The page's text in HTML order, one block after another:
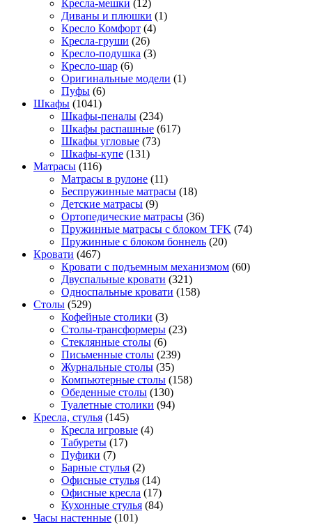
Кресла-мешки (12)
Диваны и плюшки (1)
Кресло Комфорт (4)
Кресла-груши (26)
Кресло-подушка (3)
Кресло-шар (6)
Оригинальные модели (1)
Пуфы (6)
Шкафы (1041)
Шкафы-пеналы (234)
Шкафы распашные (617)
Шкафы угловые (73)
Шкафы-купе (131)
Матрасы (116)
Матрасы в рулоне (11)
Беспружинные матрасы (18)
Детские матрасы (9)
Ортопедические матрасы (36)
Пружинные матрасы с блоком TFK (74)
Пружинные с блоком боннель (20)
Кровати (467)
Кровати с подъемным механизмом (60)
Двуспальные кровати (321)
Односпальные кровати (158)
Столы (529)
Кофейные столики (3)
Столы-трансформеры (23)
Стеклянные столы (6)
Письменные столы (239)
Журнальные столы (35)
Компьютерные столы (158)
Обеденные столы (130)
Туалетные столики (94)
Кресла, стулья (145)
Кресла игровые (4)
Табуреты (17)
Пуфики (7)
Барные стулья (2)
Офисные стулья (14)
Офисные кресла (17)
Кухонные стулья (84)
Часы настенные (101)